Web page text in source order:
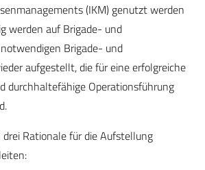
(IKM) genutzt werden
werden auf Brigade- und
Brigade- und
aufgestellt, die für eine erfolgreiche
durchhaltefähige Operationsführung
Rationale für die Aufstellung